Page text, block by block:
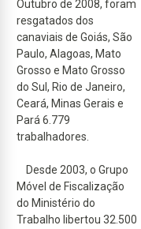
Outubro de 2008, foram
resgatados dos
canaviais de Goiás, São
Paulo, Alagoas, Mato
Grosso e Mato Grosso
do Sul, Rio de Janeiro,
Ceará, Minas Gerais e
Pará 6.779
trabalhadores.
Desde 2003, o Grupo
Móvel de Fiscalização
do Ministério do
Trabalho libertou 32.500